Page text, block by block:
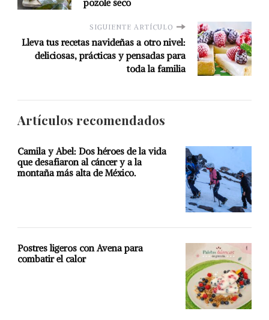
pozole seco
SIGUIENTE ARTÍCULO
Lleva tus recetas navideñas a otro nivel:
deliciosas, prácticas y pensadas para
toda la familia
Artículos recomendados
Camila y Abel: Dos héroes de la vida
que desafiaron al cáncer y a la
montaña más alta de México.
Postres ligeros con Avena para
combatir el calor